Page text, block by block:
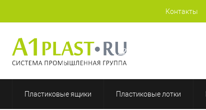
Контакты
+7 (812) 507-69-52
Пластиковые ящики Пластиковые лотки